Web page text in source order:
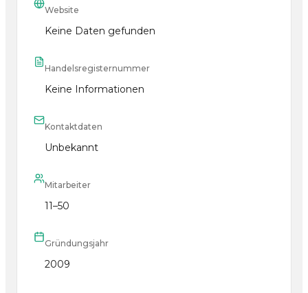
Website
Keine Daten gefunden
Handelsregisternummer
Keine Informationen
Kontaktdaten
Unbekannt
Mitarbeiter
11–50
Gründungsjahr
2009